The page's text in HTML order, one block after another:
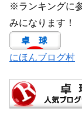
※ランキングに
みになります！
にほんブログ村